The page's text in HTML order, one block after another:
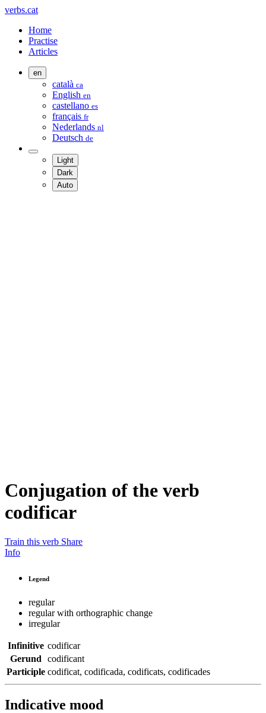
verbs.cat
Home
Practise
Articles
en
català ca
English en
castellano es
français fr
Nederlands nl
Deutsch de
Light
Dark
Auto
Conjugation of the verb
codificar
Train this verb Share
Info
Legend
regular
regular with orthographic change
irregular
Infinitive codificar
Gerund
codificant
Participle codificat, codificada, codificats, codificades
Indicative mood